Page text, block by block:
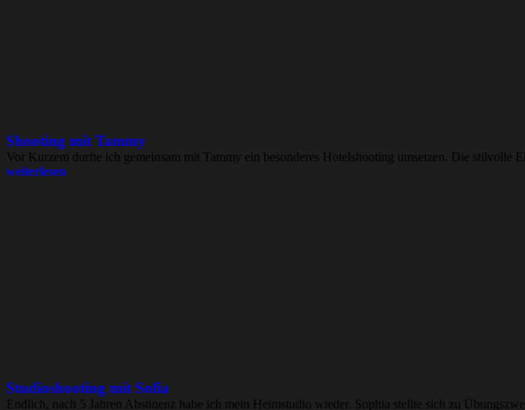
Shooting mit Tammy
Vor Kurzem durfte ich gemeinsam mit Tammy ein besonderes Hotelshooting umsetzen. Die stilvolle
weiterlesen
Studioshooting mit Sofia
Endlich, nach 5 Jahren Abstinenz habe ich mein Heimstudio wieder. Sophia stellte sich zu